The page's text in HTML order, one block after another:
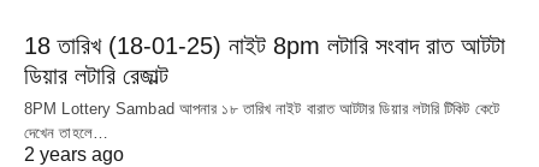
18 তারিখ (18-01-25) নাইট 8pm লটারি সংবাদ রাত আটটা
ডিয়ার লটারি রেজাল্ট
8PM Lottery Sambad আপনার ১৮ তারিখ নাইট বারাত আটটার ডিয়ার লটারি টিকিট কেটে
দেখেন তাহলে…
2 years ago